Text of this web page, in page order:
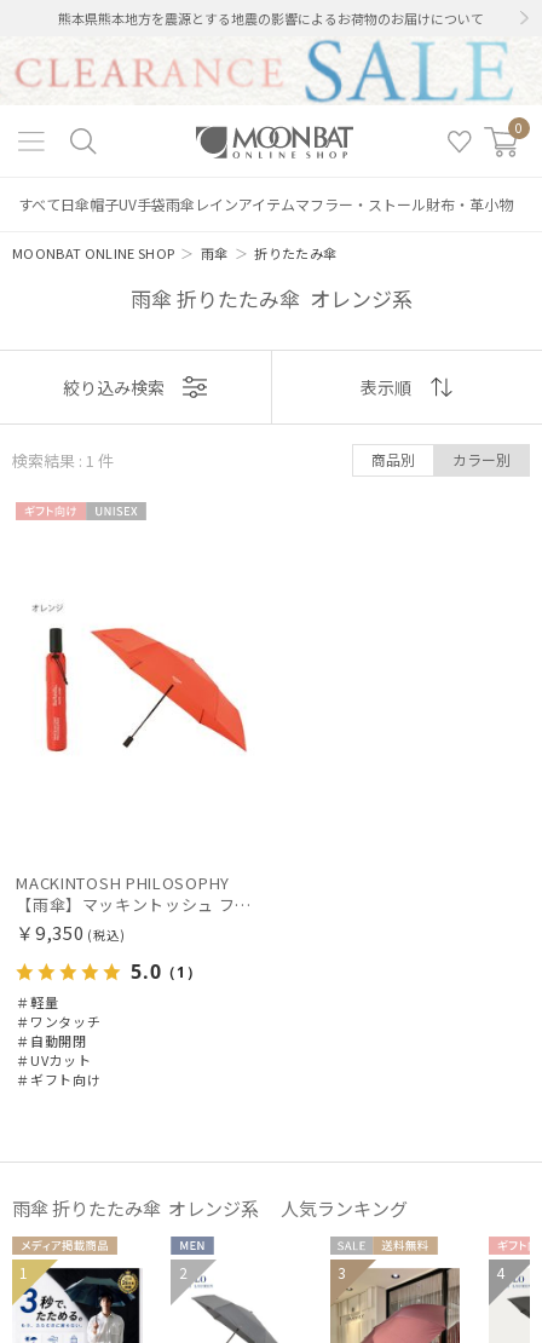
熊本県熊本地方を震源とする地震の影響によるお荷物のお届けについて
0
すべて日傘帽子UV手袋雨傘 レインアイテムマフラー・ストール財布・革小物
MOONBAT ONLINE SHOP ＞雨傘 ＞折りたたみ傘
雨傘 折りたたみ傘 オレンジ系
カテゴリー
ブランド
カラー
価格・割引率
在庫表示
表示
おすすめ
順
価格の低い
順
人気順
絞り込み検索 表示順
検索結果 : 1 件 商品別 カラー別
MACKINTOSH PHILOSOPHY
【雨傘】マッキントッシュ フィロソフィー (MACKINTOSH PHILOSOPHY) Birbrella AUTO-JUMP バーブレラ 自動開閉 折りたたみ
￥9,350 (税込)
5.0 （1）
＃軽量
＃ワンタッチ
＃自動開閉
＃UVカット
＃ギフト向け
雨傘 折りたたみ傘 オレンジ系 人気ランキング
メディア掲
載商品
ギフト
向け
MEN
1 MEN
2
セー
ル
送料無
料
ギフト
向け
WOME
N
3
ギフト
向け
4